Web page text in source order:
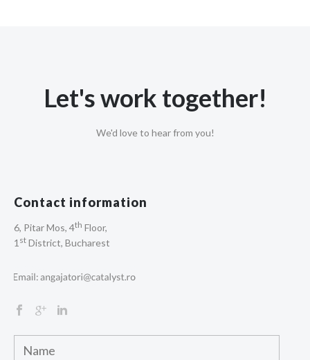
Let's work together!
We'd love to hear from you!
Contact information
6, Pitar Mos, 4th Floor,
1st District, Bucharest